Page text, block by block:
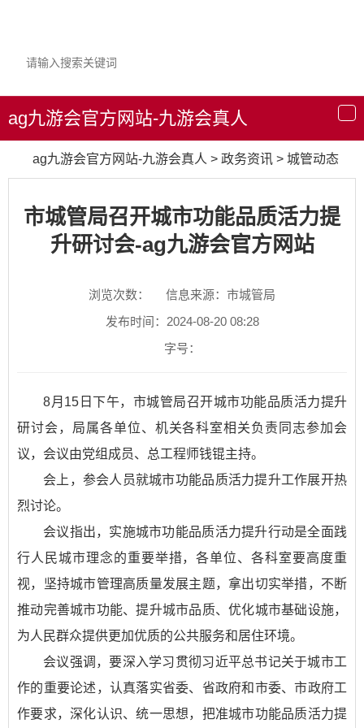
导
航
ag九游会官方网站-九游会真人
ag九游会官方网站-九游会真人 > 政务资讯 > 城管动态
市城管局召开城市功能品质活力提
升研讨会-ag九游会官方网站
浏览次数：
信息来源：市城管局
发布时间：2024-08-20 08:28
字号：
8月15日下午，市城管局召开城市功能品质活力提升
研讨会，局属各单位、机关各科室相关负责同志参加会
议，会议由党组成员、总工程师钱锟主持。
会上，参会人员就城市功能品质活力提升工作展开热
烈讨论。
会议指出，实施城市功能品质活力提升行动是全面践
行人民城市理念的重要举措，各单位、各科室要高度重
视，坚持城市管理高质量发展主题，拿出切实举措，不断
推动完善城市功能、提升城市品质、优化城市基础设施，
为人民群众提供更加优质的公共服务和居住环境。
会议强调，要深入学习贯彻习近平总书记关于城市工
作的重要论述，认真落实省委、省政府和市委、市政府工
作要求，深化认识、统一思想，把准城市功能品质活力提